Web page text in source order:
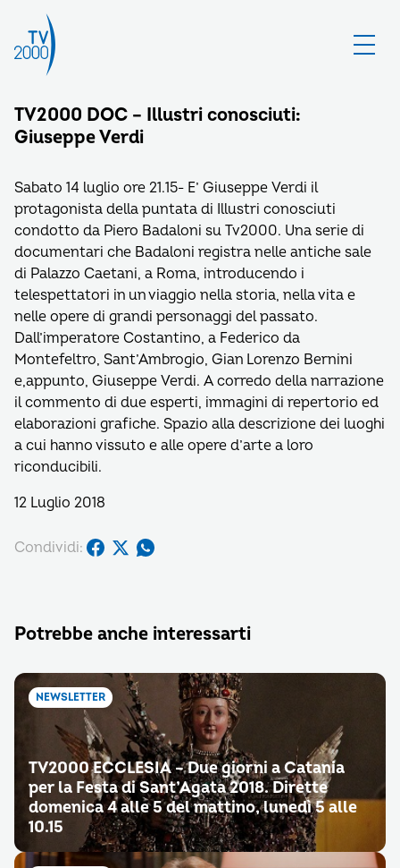
TV2000 DOC – Illustri conosciuti:
Giuseppe Verdi
Sabato 14 luglio ore 21.15- E’ Giuseppe Verdi il
protagonista della puntata di Illustri conosciuti
condotto da Piero Badaloni su Tv2000. Una serie di
documentari che Badaloni registra nelle antiche sale
di Palazzo Caetani, a Roma, introducendo i
telespettatori in un viaggio nella storia, nella vita e
nelle opere di grandi personaggi del passato.
Dall’imperatore Costantino, a Federico da
Montefeltro, Sant’Ambrogio, Gian Lorenzo Bernini
e,appunto, Giuseppe Verdi. A corredo della narrazione
il commento di due esperti, immagini di repertorio ed
elaborazioni grafiche. Spazio alla descrizione dei luoghi
a cui hanno vissuto e alle opere d’arte a loro
riconducibili.
12 Luglio 2018
Condividi:
Potrebbe anche interessarti
NEWSLETTER
TV2000 ECCLESIA – Due giorni a Catania
per la Festa di Sant’Agata 2018. Dirette
domenica 4 alle 5 del mattino, lunedì 5 alle
10.15